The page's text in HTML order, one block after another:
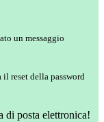
un messaggio
reset della password
di posta elettronica!